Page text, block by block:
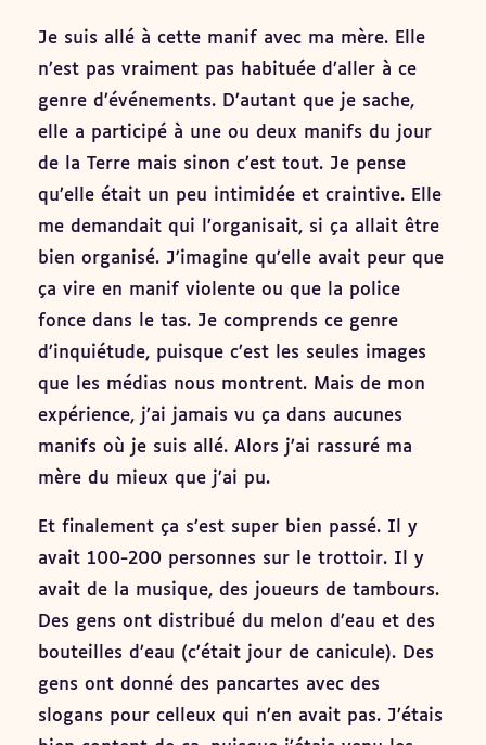
Je suis allé à cette manif avec ma mère. Elle
n’est pas vraiment pas habituée d’aller à ce
genre d’événements. D’autant que je sache,
elle a participé à une ou deux manifs du jour
de la Terre mais sinon c’est tout. Je pense
qu’elle était un peu intimidée et craintive. Elle
me demandait qui l’organisait, si ça allait être
bien organisé. J’imagine qu’elle avait peur que
ça vire en manif violente ou que la police
fonce dans le tas. Je comprends ce genre
d’inquiétude, puisque c’est les seules images
que les médias nous montrent. Mais de mon
expérience, j’ai jamais vu ça dans aucunes
manifs où je suis allé. Alors j’ai rassuré ma
mère du mieux que j’ai pu.
Et finalement ça s’est super bien passé. Il y
avait 100-200 personnes sur le trottoir. Il y
avait de la musique, des joueurs de tambours.
Des gens ont distribué du melon d’eau et des
bouteilles d’eau (c’était jour de canicule). Des
gens ont donné des pancartes avec des
slogans pour celleux qui n’en avait pas. J’étais